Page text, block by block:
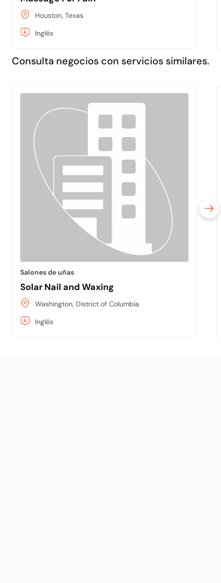
Houston, Texas
Inglés
Consulta negocios con servicios similares.
Salones de uñas
Solar Nail and Waxing
Washington, District of Columbia
Inglés